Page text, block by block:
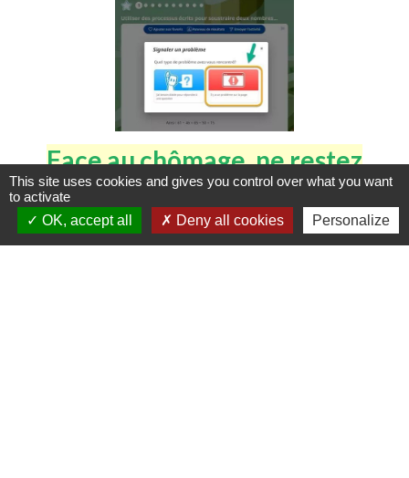
Face au chômage, ne restez
pas seul-e
This site uses cookies and gives you control over what you want
to activate
OK, accept all
Deny all cookies Personalize